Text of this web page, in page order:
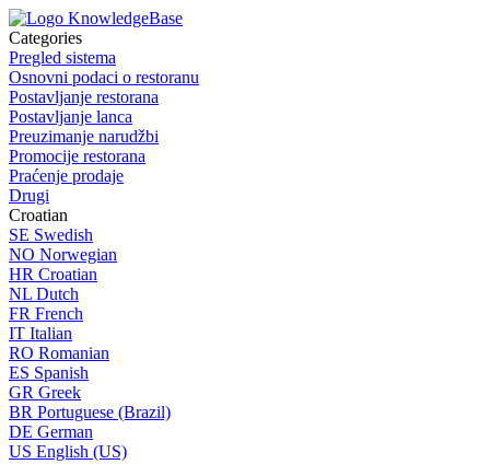
Categories
Pregled sistema
Osnovni podaci o restoranu
Postavljanje restorana
Postavljanje lanca
Preuzimanje narudžbi
Promocije restorana
Praćenje prodaje
Drugi
Croatian
SE Swedish
NO Norwegian
HR Croatian
NL Dutch
FR French
IT Italian
RO Romanian
ES Spanish
GR Greek
BR Portuguese (Brazil)
DE German
US English (US)